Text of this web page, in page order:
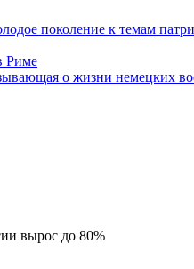
поколение к темам
Риме
о жизни немецких
вырос до 80%